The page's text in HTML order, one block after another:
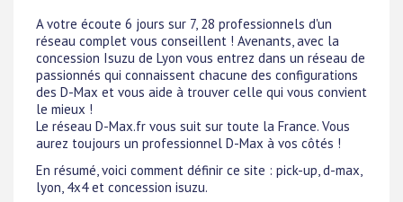
A votre écoute 6 jours sur 7, 28 professionnels d'un
réseau complet vous conseillent ! Avenants, avec la
concession Isuzu de Lyon vous entrez dans un réseau de
passionnés qui connaissent chacune des configurations
des D-Max et vous aide à trouver celle qui vous convient
le mieux !
Le réseau D-Max.fr vous suit sur toute la France. Vous
aurez toujours un professionnel D-Max à vos côtés !
En résumé, voici comment définir ce site : pick-up, d-max,
lyon, 4x4 et concession isuzu.